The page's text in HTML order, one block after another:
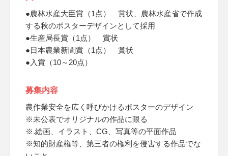
●農林水産大臣賞（1点） 賞状、農林水産省で作成
する秋のポスターデザインとして採用
●生産局長賞（1点） 賞状
●日本農業新聞賞（1点） 賞状
●入賞（10～20点）
募集内容
農作業安全を広く呼びかけるポスターのデザイン
※未公表でオリジナルの作品に限る
※.絵画、イラスト、CG、写真等の平面作品
※知的財産権等、第三者の権利を侵害する作品でな